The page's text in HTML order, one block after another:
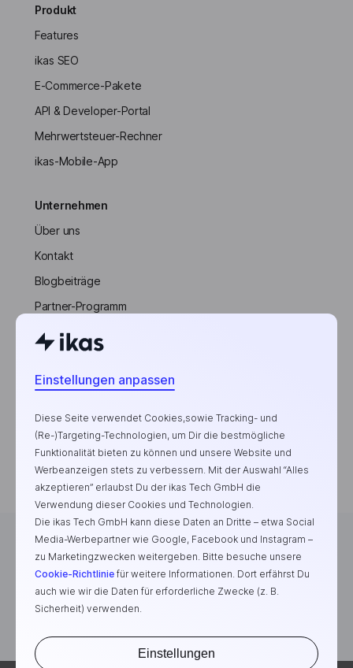
Einstellungen anpassen
Diese Seite verwendet Cookies,sowie Tracking- und
(Re-)Targeting-Technologien, um Dir die bestmögliche
Funktionalität bieten zu können und unsere Website und
Werbeanzeigen stets zu verbessern. Mit der Auswahl “Alles
akzeptieren” erlaubst Du der ikas Tech GmbH die
Verwendung dieser Cookies und Technologien.
Die ikas Tech GmbH kann diese Daten an Dritte – etwa Social
Media-Werbepartner wie Google, Facebook und Instagram –
zu Marketingzwecken weitergeben. Bitte besuche unsere
Cookie-Richtlinie für weitere Informationen. Dort erfährst Du
auch wie wir die Daten für erforderliche Zwecke (z. B.
Sicherheit) verwenden.
Einstellungen
Produkt
Features
ikas SEO
E-Commerce-Pakete
API & Developer-Portal
Mehrwertsteuer-Rechner
ikas-Mobile-App
Unternehmen
Über uns
Kontakt
Blogbeiträge
Partner-Programm
Beliebteste Blogbeiträge
Wie starte ich mit E-
Commerce?
Top-Trend-Produkte zum
Verkaufen
Zu Hause Geld verdienen
Die E-Commerce-Plattform für erfolgreiche Marken